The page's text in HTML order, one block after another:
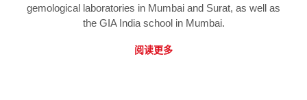
gemological laboratories in Mumbai and Surat, as well as
the GIA India school in Mumbai.
阅读更多